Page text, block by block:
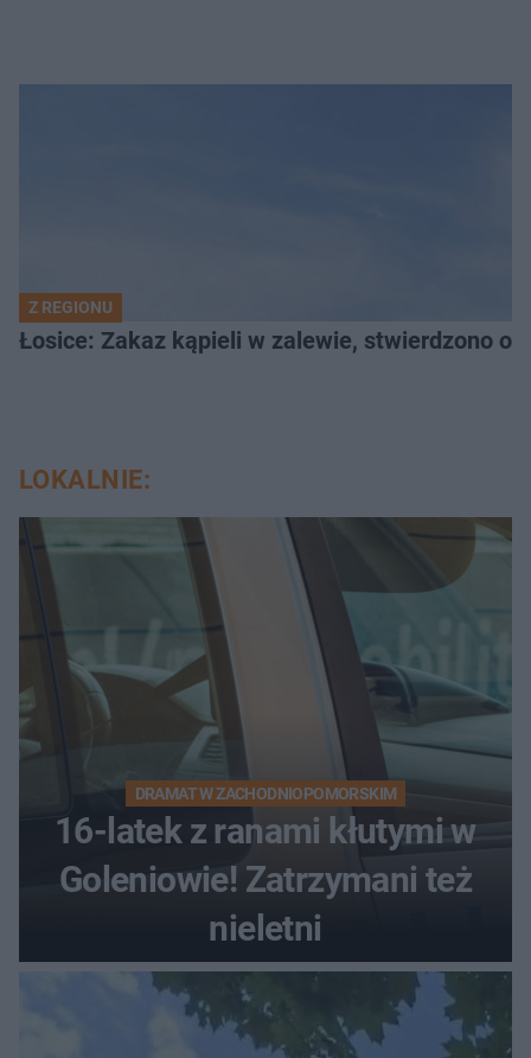
Z REGIONU
Łosice: Zakaz kąpieli w zalewie, stwierdzono
LOKALNIE:
DRAMAT W ZACHODNIOPOMORSKIM
16-latek z ranami kłutymi w
Goleniowie! Zatrzymani też
nieletni